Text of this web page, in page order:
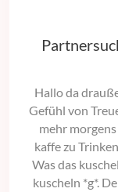
Hallo da
Gefühl von
mehr
kaffe zu
Was das
kuscheln *g*.